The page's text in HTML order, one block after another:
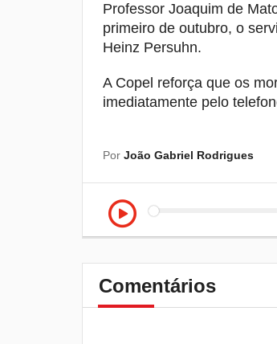
Professor Joaquim de
primeiro de outubro, o
Heinz Persuhn.
A Copel reforça que os
imediatamente pelo
Por João Gabriel Rodrigues
Comentários